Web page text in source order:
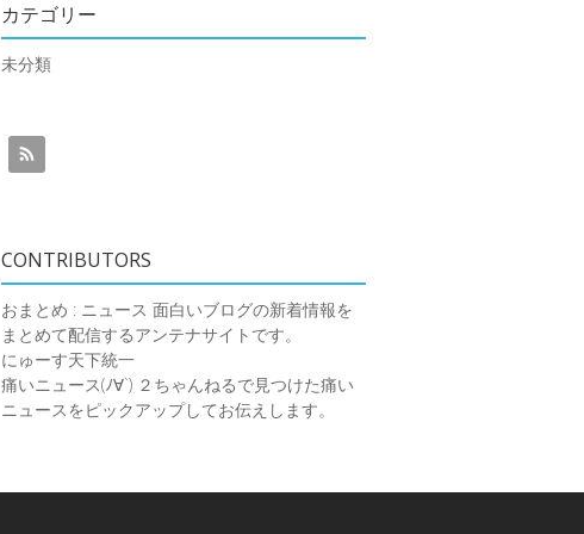
カテゴリー
未分類
CONTRIBUTORS
おまとめ : ニュース 面白いブログの新着情報を
まとめて配信するアンテナサイトです。
にゅーす天下統一
痛いニュース(ﾉ∀`) ２ちゃんねるで見つけた痛い
ニュースをピックアップしてお伝えします。